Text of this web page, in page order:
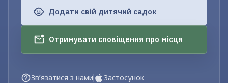
Додати свій дитячий садок
Отримувати сповіщення про місця
Зв’язатися з нами Застосунок